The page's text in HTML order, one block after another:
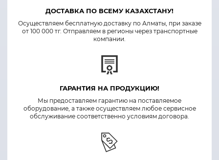
ДОСТАВКА ПО ВСЕМУ КАЗАХСТАНУ!
Осуществляем бесплатную доставку по Алматы, при заказе
от 100 000 тг. Отправляем в регионы через транспортные
компании.
ГАРАНТИЯ НА ПРОДУКЦИЮ!
Мы предоставляем гарантию на поставляемое
оборудование, а также осуществляем любое сервисное
обслуживание соответственно условиям договора.